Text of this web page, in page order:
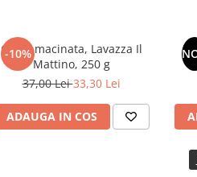
-10%
Cafea macinata, Lavazza Il
Mattino, 250 g
37,00 Lei33,30 Lei
ADAUGA IN COS